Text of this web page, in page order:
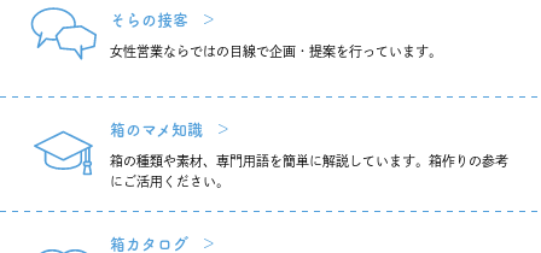
そらの接客
女性営業ならではの目線で企画・提案を行っています。
箱のマメ知識
箱の種類や素材、専門用語を簡単に解説しています。箱作りの参考
にご活用ください。
箱カタログ